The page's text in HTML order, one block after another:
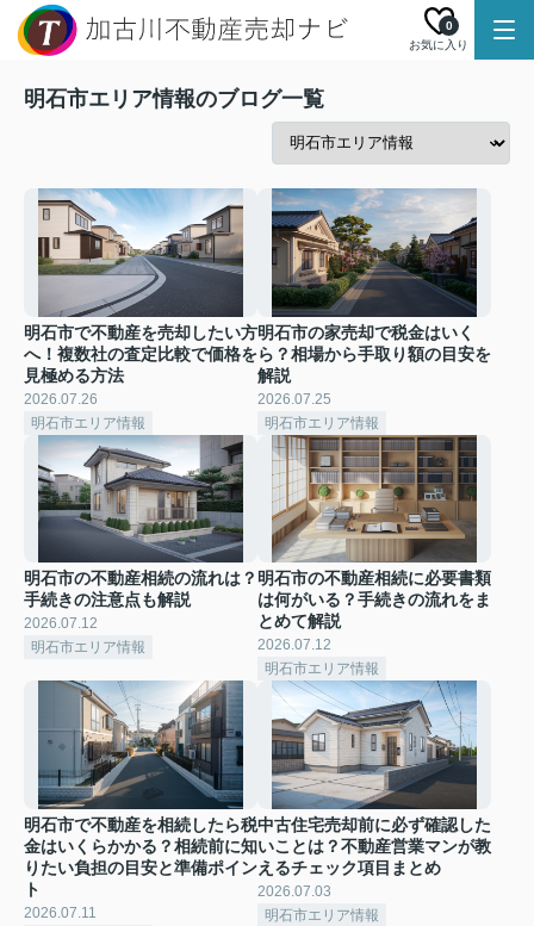
お気に入り
0
明石市エリア情報のブログ一覧
明石市で不動産を売却したい方
へ！複数社の査定比較で価格を
見極める方法
2026.07.26
明石市エリア情報
明石市の家売却で税金はいく
ら？相場から手取り額の目安を
解説
2026.07.25
明石市エリア情報
明石市の不動産相続の流れは？
手続きの注意点も解説
2026.07.12
明石市エリア情報
明石市の不動産相続に必要書類
は何がいる？手続きの流れをま
とめて解説
2026.07.12
明石市エリア情報
明石市で不動産を相続したら税
金はいくらかかる？相続前に知
りたい負担の目安と準備ポイン
ト
2026.07.11
中古住宅売却前に必ず確認した
いことは？不動産営業マンが教
えるチェック項目まとめ
2026.07.03
明石市エリア情報